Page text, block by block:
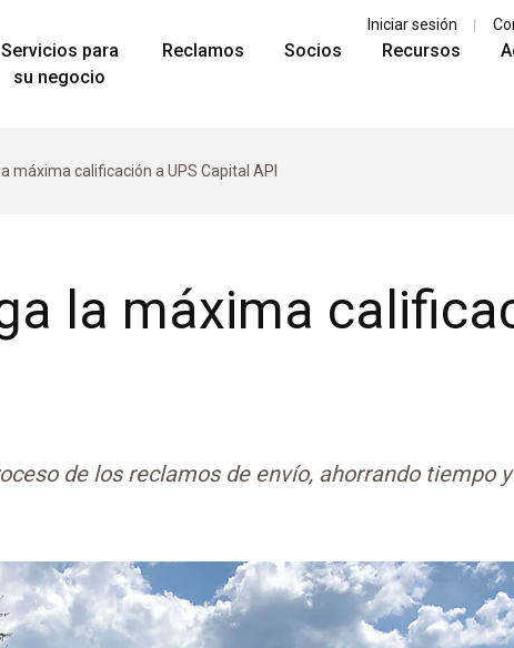
Iniciar sesión
Servicios para
su negocio
Reclamos Socios Recursos
máxima calificación a UPS Capital API
la máxima
de los reclamos de envío, ahorrando tiempo